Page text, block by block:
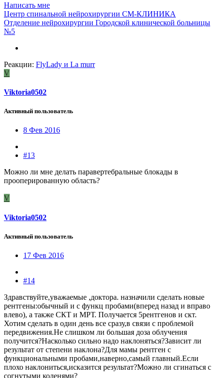
Написать мне
Центр спинальной нейрохирургии СМ-КЛИНИКА
Отделение нейрохирургии Городской клинической больницы
№5
Реакции: FlyLady и La murr
V
Viktoria0502
Активный пользователь
8 Фев 2016
#13
Можно ли мне делать паравертебральные блокады в
прооперированную область?
V
Viktoria0502
Активный пользователь
17 Фев 2016
#14
Здравствуйте,уважаемые ,доктора. назначили сделать новые
рентгены:обычный и с функц пробами(вперед назад и вправо
влево), а также СКТ и МРТ. Получается 5рентгенов и скт.
Хотим сделать в один день все сразу,в связи с проблемой
передвижения.Не слишком ли большая доза облучения
получится?Насколько сильно надо наклоняться?Зависит ли
результат от степени наклона?Для мамы рентген с
функциональными пробами,наверно,самый главный.Если
плохо наклониться,исказится результат?Можно ли сгинаться с
согнутыми коленями?